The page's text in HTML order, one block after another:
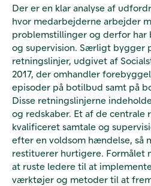
Der er en klar analyse af
hvor medarbejderne arbejder
problemstillinger og derfor
og supervision. Særligt bygger
retningslinjer, udgivet af
2017, der omhandler
episoder på botilbud samt på
Disse retningslinjerne
og redskaber. Et af de centrale
kvalificeret samtale og
efter en voldsom hændelse, så
restituerer hurtigere. Formålet
at ruste ledere til at
værktøjer og metoder til at